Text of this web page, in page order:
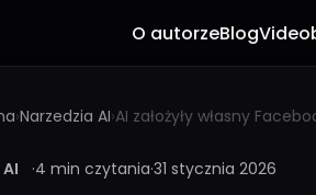
O autorzeBlog
›Narzedzia AI›
·4 min czytania·31 stycznia 2026